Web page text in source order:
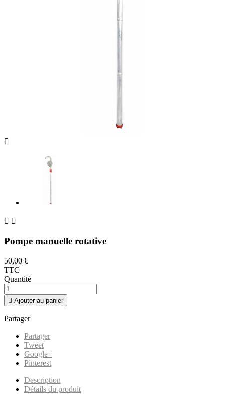

 
Pompe manuelle rotative
50,00 €
TTC
Quantité
 Ajouter au panier
Partager
Partager
Tweet
Google+
Pinterest
Description
Détails du produit